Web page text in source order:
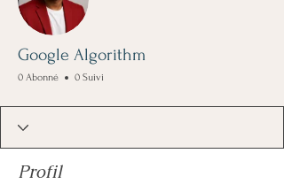
Google Algorithm
0 Abonné 0 Suivi
Profil